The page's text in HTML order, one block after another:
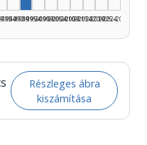
1990–1994
1995–1999
2000–2004
2005–2009
2010–2014
2015–2019
2020–2024
2025–2026
Részleges ábra
kiszámítása